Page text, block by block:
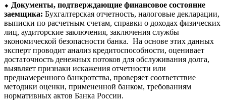
⬥ Документы, подтверждающие финансовое состояние
заемщика: Бухгалтерская отчетность, налоговые декларации,
выписки по расчетным счетам, справки о доходах физических
лиц, аудиторские заключения, заключения службы
экономической безопасности банка. На основе этих данных
эксперт проводит анализ кредитоспособности, оценивает
достаточность денежных потоков для обслуживания долга,
выявляет признаки искажения отчетности или
преднамеренного банкротства, проверяет соответствие
методики оценки, примененной банком, требованиям
нормативных актов Банка России.